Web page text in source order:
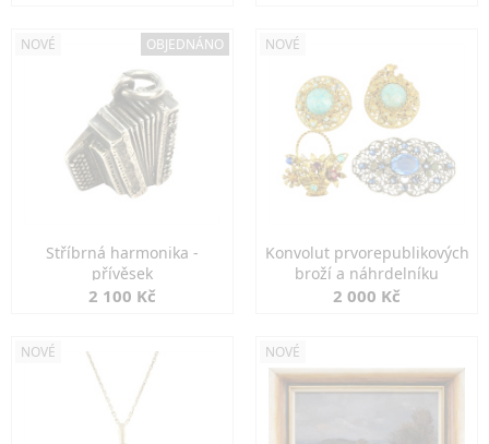
NOVÉ OBJEDNÁNO
Stříbrná harmonika -
přívěsek
2 100 Kč
NOVÉ
Konvolut prvorepublikových
broží a náhrdelníku
2 000 Kč
NOVÉ NOVÉ